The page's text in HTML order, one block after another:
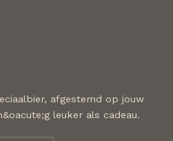
afgestemd op jouw
leuker als cadeau.